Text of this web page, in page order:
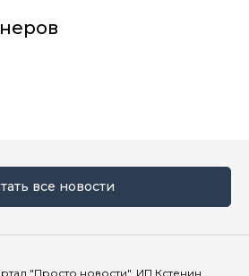
все новости
"Просто новости". ИП Кстенин